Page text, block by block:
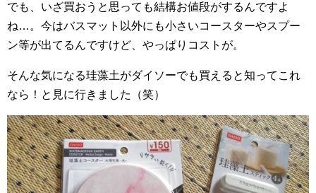
でも、いざ買おうと思っても結構お値段がするんですよ
ね…。今はバスマット以外にも小さいコースターやスプー
ン等が出てるんですけど、やっぱりコストが。
そんな気になる珪藻土がダイソーでも買えると知ってこれ
なら！と見に行きました（笑）